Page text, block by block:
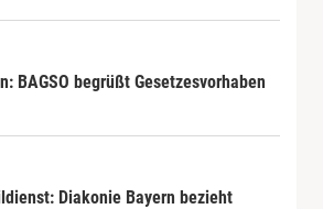
BAGSO begrüßt Gesetzesvorhaben
Diakonie Bayern bezieht